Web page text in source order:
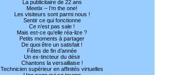
La publicitaire de 22 ans
Meetix – I’m the one!
Les visiteurs sont parmi nous !
Sentir ce qui fonctionne
Ce n’est pas sale !
Mais est-ce qu’elle réa-lize ?
Petits moments à partager
De quoi être un satisfait !
Fêtes de fin d’année
Un ex-tincteur du désir
Chantons la versaillaise !
Technicien supérieur en affinités virtuelles